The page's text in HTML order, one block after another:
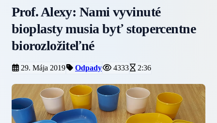
Prof. Alexy: Nami vyvinuté
bioplasty musia byť stopercentne
biorozložiteľné
29. Mája 2019 Odpady 4333 2:36